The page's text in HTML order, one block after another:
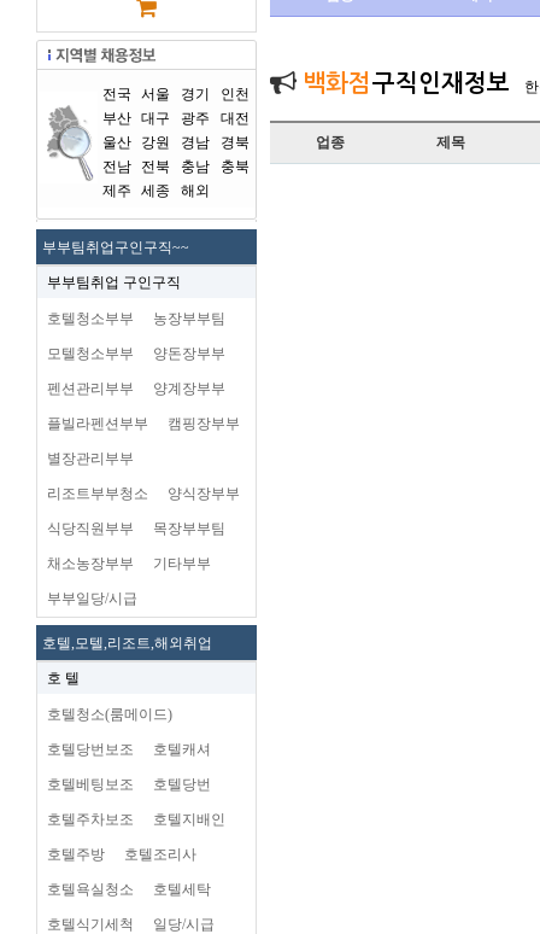
전국 서울 경기
인천
부산 대구 광주
대전
울산
강원 경남
경북
전남
전북 충남
충북
제주
세종 해외
부부팀취업구인구직~~
부부팀취업 구인구직
호텔청소부부 농장부부팀
모텔청소부부 양돈장부부
펜션관리부부 양계장부부
플빌라펜션부부 캠핑장부부
별장관리부부
리조트부부청소 양식장부부
식당직원부부 목장부부팀
채소농장부부 기타부부
부부일당/시급
호텔,모텔,리조트,해외취업
호 텔
호텔청소(룸메이드)
호텔당번보조 호텔캐셔
호텔베팅보조 호텔당번
호텔주차보조 호텔지배인
호텔주방 호텔조리사
호텔욕실청소 호텔세탁
호텔식기세척 일당/시급
백화점 구직인재정보
업종 제목